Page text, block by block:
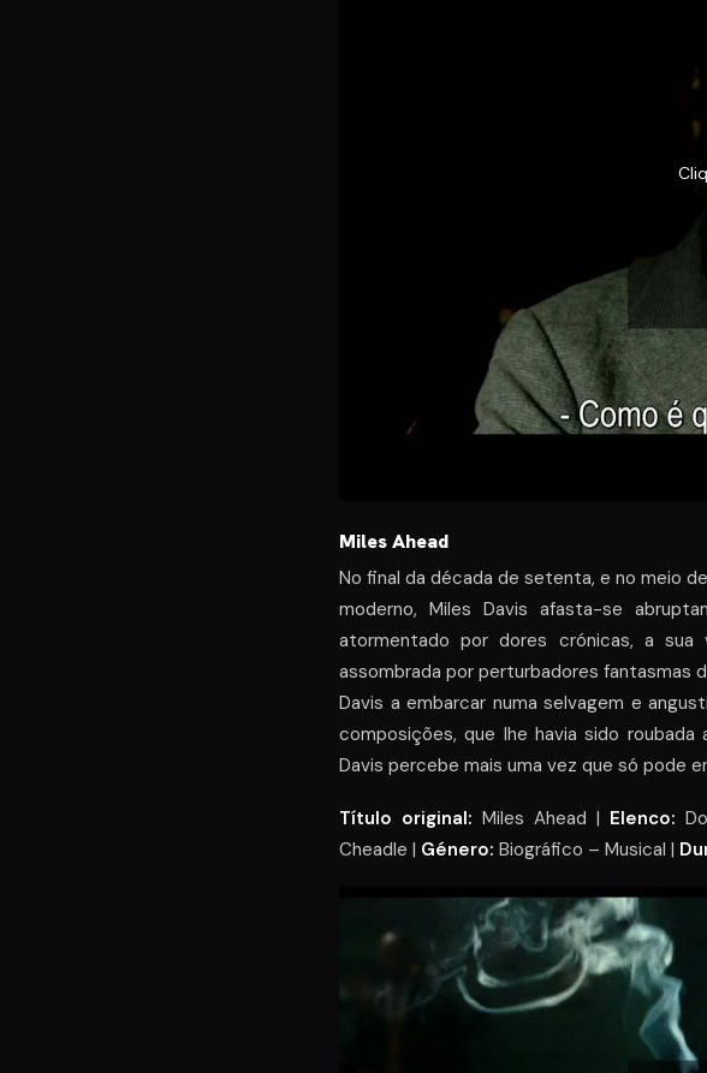
Miles Ahead
No final da década de setenta, e no meio
moderno, Miles Davis afasta-se
atormentado por dores crónicas, a
assombrada por perturbadores fantasmas
Davis a embarcar numa selvagem e
composições, que lhe havia sido
Davis percebe mais uma vez que só pode
Título original: Miles Ahead | Elenco:
Cheadle | Género: Biográfico – Musical |